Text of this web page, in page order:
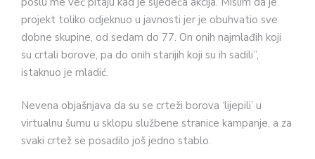
projekt toliko odjeknuo u javnosti jer je obuhvatio sve
dobne skupine, od sedam do 77. On onih najmlađih koji
su crtali borove, pa do onih starijih koji su ih sadili”,
istaknuo je mladić.
Nevena objašnjava da su se crteži borova ‘lijepili’ u
virtualnu šumu u sklopu službene stranice kampanje, a za
svaki crtež se posadilo još jedno stablo.